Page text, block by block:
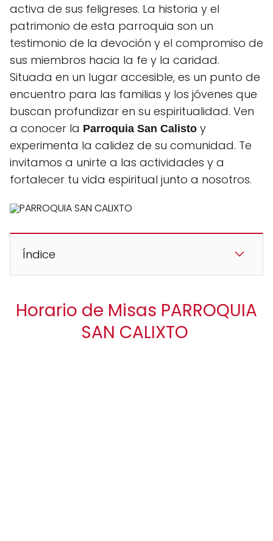
activa de sus feligreses. La historia y el
patrimonio de esta parroquia son un
testimonio de la devoción y el compromiso de
sus miembros hacia la fe y la caridad.
Situada en un lugar accesible, es un punto de
encuentro para las familias y los jóvenes que
buscan profundizar en su espiritualidad. Ven
a conocer la Parroquia San Calisto y
experimenta la calidez de su comunidad. Te
invitamos a unirte a las actividades y a
fortalecer tu vida espiritual junto a nosotros.
Índice
Horario de Misas PARROQUIA
SAN CALIXTO